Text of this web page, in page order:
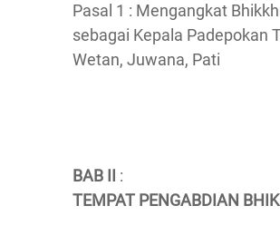
Pasal 1 : Mengangkat
sebagai Kepala Padepokan
Wetan, Juwana, Pati
BAB II :
TEMPAT PENGABDIAN